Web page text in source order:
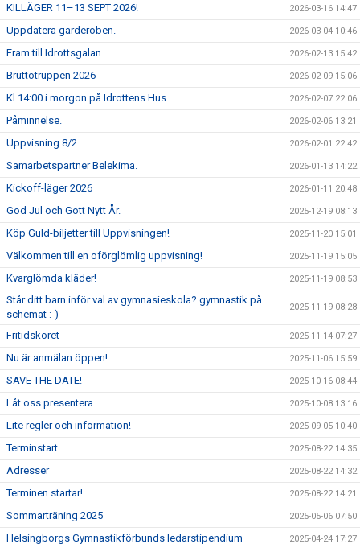
KILLÄGER 11–13 SEPT 2026! 2026-03-16 14:47
Uppdatera garderoben. 2026-03-04 10:46
Fram till Idrottsgalan. 2026-02-13 15:42
Bruttotruppen 2026 2026-02-09 15:06
Kl 14:00 i morgon på Idrottens Hus. 2026-02-07 22:06
Påminnelse. 2026-02-06 13:21
Uppvisning 8/2 2026-02-01 22:42
Samarbetspartner Belekima. 2026-01-13 14:22
Kickoff-läger 2026 2026-01-11 20:48
God Jul och Gott Nytt År. 2025-12-19 08:13
Köp Guld-biljetter till Uppvisningen! 2025-11-20 15:01
Välkommen till en oförglömlig uppvisning! 2025-11-19 15:05
Kvarglömda kläder! 2025-11-19 08:53
Står ditt barn inför val av gymnasieskola? gymnastik på
schemat :-)
2025-11-19 08:28
Fritidskoret 2025-11-14 07:27
Nu är anmälan öppen! 2025-11-06 15:59
SAVE THE DATE! 2025-10-16 08:44
Låt oss presentera. 2025-10-08 13:16
Lite regler och information! 2025-09-05 10:40
Terminstart. 2025-08-22 14:35
Adresser 2025-08-22 14:32
Terminen startar! 2025-08-22 14:21
Sommarträning 2025 2025-05-06 07:50
Helsingborgs Gymnastikförbunds ledarstipendium 2025-04-24 17:27